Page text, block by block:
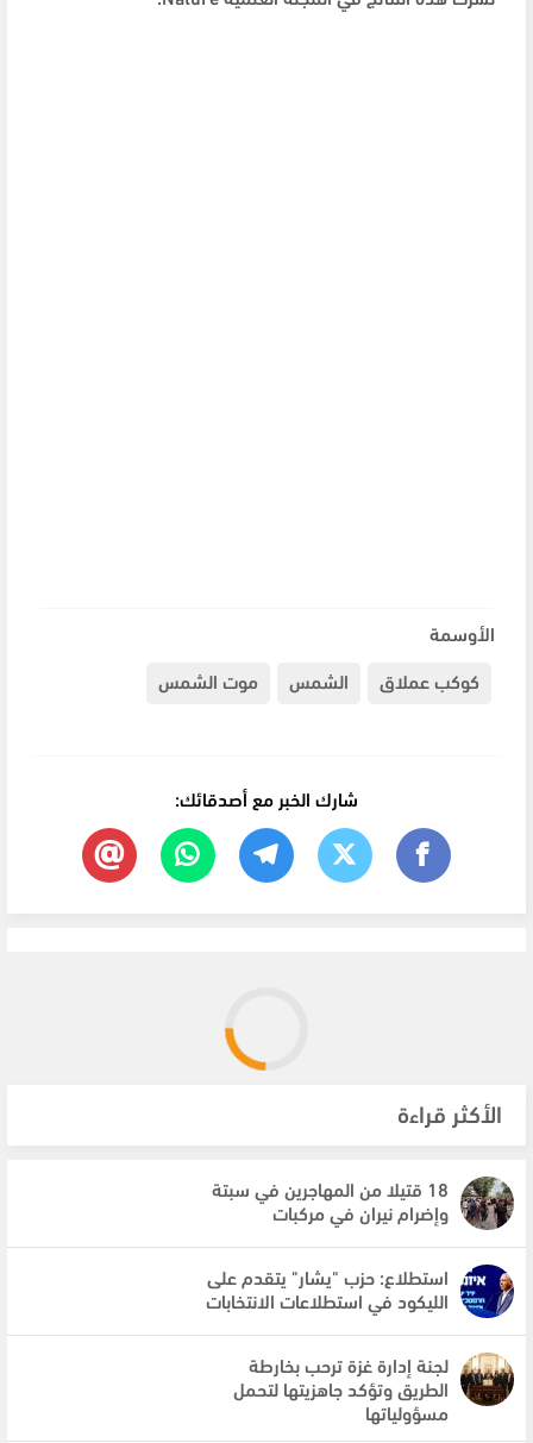
الأوسمة
كوكب عملاق
الشمس موت الشمس
شارك الخبر مع أصدقائك:
الأكثر قراءة
18 قتيلا من المهاجرين في سبتة
وإضرام نيران في مركبات
استطلاع: حزب "يشار" يتقدم على
الليكود في استطلاعات الانتخابات
لجنة إدارة غزة ترحب بخارطة
الطريق وتؤكد جاهزيتها لتحمل
مسؤولياتها